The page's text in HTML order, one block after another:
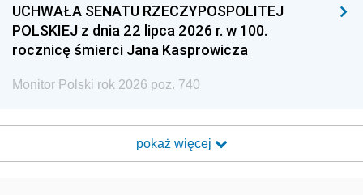
UCHWAŁA SENATU RZECZYPOSPOLITEJ
POLSKIEJ z dnia 22 lipca 2026 r. w 100.
rocznicę śmierci Jana Kasprowicza
Monitor Polski rok 2026 poz. 740
pokaż więcej